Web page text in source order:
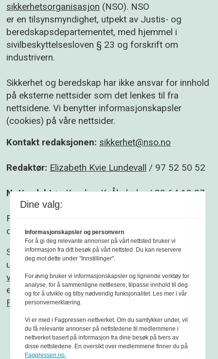
sikkerhetsorganisasjon (NSO). NSO
er en tilsynsmyndighet, utpekt av Justis- og
beredskapsdepartementet, med hjemmel i
sivilbeskyttelsesloven § 23 og forskrift om
industrivern.
Sikkerhet og beredskap har ikke ansvar for innhold
på eksterne nettsider som det lenkes til fra
nettsidene. Vi benytter informasjonskapsler
(cookies) på våre nettsider.
Kontakt redaksjonen: sikkerhet@nso.no
Redaktør: Elizabeth Kvie Lundevall / 97 52 50 52
Nettredaktør: Karoline K. Åbyholm/ 93 64 13 07
Følg gjerne Sikkerhet og beredskap på
og
Linkedin.
Sikkerhet og beredskap er et redaksjonelt
uavhengig fagblad som redigeres etter
varsom-plakatenogRedaktørplakaten. Fagbladet
er medlem av
Fagpressen
Dine valg:
Informasjonskapsler og personvern
For å gi deg relevante annonser på vårt nettsted bruker vi
informasjon fra ditt besøk på vårt nettsted. Du kan reservere
deg mot dette under "Innstillinger".
For øvrig bruker vi informasjonskapsler og lignende verktøy for
analyse, for å sammenligne nettlesere, tilpasse innhold til deg
og for å utvikle og tilby nødvendig funksjonalitet. Les mer i vår
personvernerklæring.
Vi er med i Fagpressen-nettverket. Om du samtykker under, vil
du få relevante annonser på nettstedene til medlemmene i
nettverket basert på informasjon fra dine besøk på tvers av
disse nettstedene. En oversikt over medlemmene finner du på
Fagpressen.no.